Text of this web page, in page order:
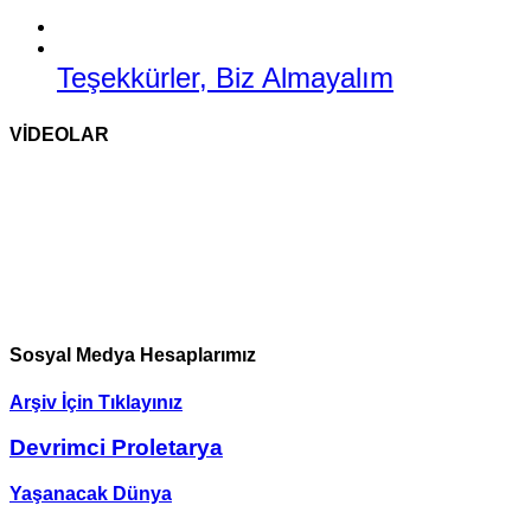
Teşekkürler, Biz Almayalım
Sosyalizme Çekim Gücünü Yeniden
Devrimin Esasları ve Örgütlenmesi
Ekonomizm Taraftarlarıyla Bir
Paris Komünü: Geçmişteki
VİDEOLAR
Sosyal Medya Hesaplarımız
Arşiv İçin Tıklayınız
Devrimci Proletarya
Yaşanacak Dünya